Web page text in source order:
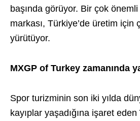
başında görüyor. Bir çok
markası, Türkiye’de üretim için
yürütüyor.
MXGP of Turkey zamanında
Spor turizminin son iki yılda
kayıplar yaşadığına işaret eden